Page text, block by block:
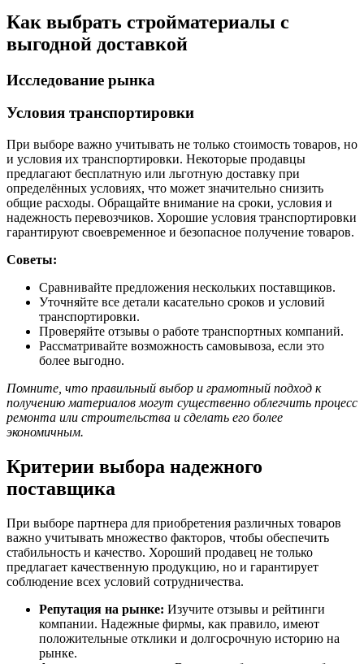
Как выбрать стройматериалы с
выгодной доставкой
Исследование рынка
Условия транспортировки
При выборе важно учитывать не только стоимость товаров, но
и условия их транспортировки. Некоторые продавцы
предлагают бесплатную или льготную доставку при
определённых условиях, что может значительно снизить
общие расходы. Обращайте внимание на сроки, условия и
надежность перевозчиков. Хорошие условия транспортировки
гарантируют своевременное и безопасное получение товаров.
Советы:
Сравнивайте предложения нескольких поставщиков.
Уточняйте все детали касательно сроков и условий
транспортировки.
Проверяйте отзывы о работе транспортных компаний.
Рассматривайте возможность самовывоза, если это
более выгодно.
Помните, что правильный выбор и грамотный подход к
получению материалов могут существенно облегчить процесс
ремонта или строительства и сделать его более
экономичным.
Критерии выбора надежного
поставщика
При выборе партнера для приобретения различных товаров
важно учитывать множество факторов, чтобы обеспечить
стабильность и качество. Хороший продавец не только
предлагает качественную продукцию, но и гарантирует
соблюдение всех условий сотрудничества.
Репутация на рынке: Изучите отзывы и рейтинги
компании. Надежные фирмы, как правило, имеют
положительные отклики и долгосрочную историю на
рынке.